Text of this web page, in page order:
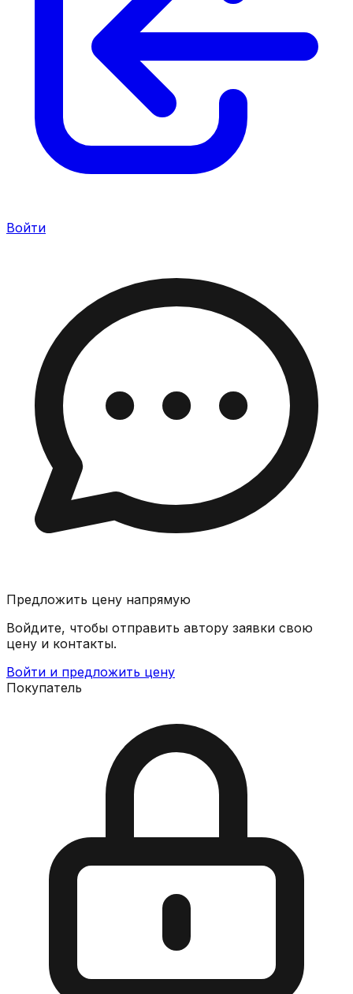
Войти
Предложить цену напрямую
Войдите, чтобы отправить автору заявки свою
цену и контакты.
Войти и предложить цену
Покупатель